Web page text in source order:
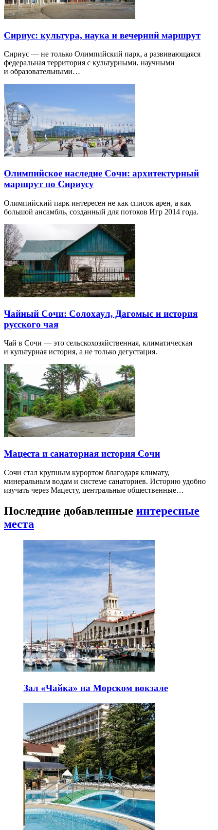
Сириус: культура, наука и вечерний маршрут
Сириус — не только Олимпийский парк, а развивающаяся
федеральная территория с культурными, научными
и образовательными…
Олимпийское наследие Сочи: архитектурный
маршрут по Сириусу
Олимпийский парк интересен не как список арен, а как
большой ансамбль, созданный для потоков Игр 2014 года.
Чайный Сочи: Солохаул, Дагомыс и история
русского чая
Чай в Сочи — это сельскохозяйственная, климатическая
и культурная история, а не только дегустация.
Мацеста и санаторная история Сочи
Сочи стал крупным курортом благодаря климату,
минеральным водам и системе санаториев. Историю удобно
изучать через Мацесту, центральные общественные…
Последние добавленные интересные
места
Зал «Чайка» на Морском вокзале